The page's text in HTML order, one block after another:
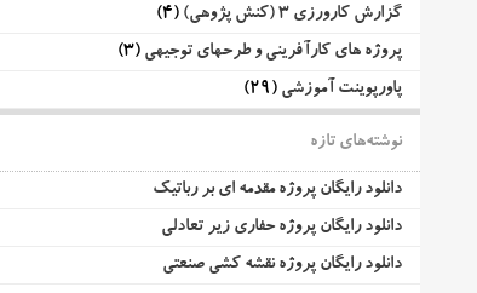
گزارش کارورزی 3 (کنش پژوهی)
(4)
پروژه های کارآفرینی و طرحهای توجیهی (3)
پاورپوینت آموزشی (29)
نوشته‌های تازه
دانلود رایگان پروژه مقدمه ای بر رباتیک
دانلود رایگان پروژه حفاری زیر تعادلی
دانلود رایگان پروژه نقشه کشی صنعتی